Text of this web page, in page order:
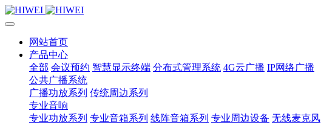
网站首页
产品中心
全部 会议预约 智慧显示终端 分布式管理系统 4G云广播 IP网络广播
公共广播系统
广播功放系列 传统周边系列
专业音响
专业功放系列 专业音箱系列 线阵音箱系列 专业周边设备 无线麦克风